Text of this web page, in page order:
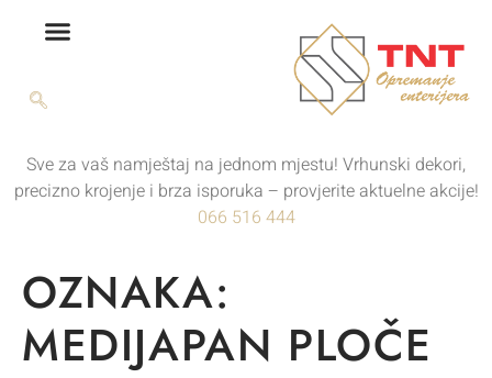
Sve za vaš namještaj na jednom mjestu! Vrhunski dekori,
precizno krojenje i brza isporuka – provjerite aktuelne akcije!
066 516 444
OZNAKA:
MEDIJAPAN PLOČE